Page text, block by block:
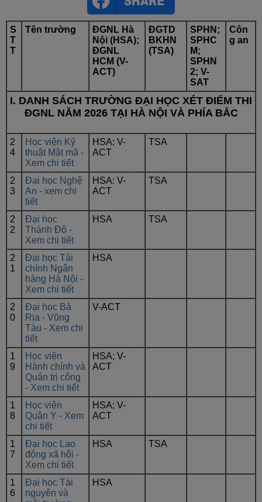
S
T
T
Tên trường
ĐGNL Hà
Nội (HSA);
ĐGNL
HCM (V-
ACT)
ĐGTD
BKHN
(TSA)
SPHN;
SPHC
M;
SPHN
2; V-
SAT
Côn
g an
I. DANH SÁCH TRƯỜNG ĐẠI HỌC XÉT ĐIỂM THI
ĐGNL NĂM 2026 TẠI HÀ NỘI VÀ PHÍA BẮC
2
4
Học viện Kỹ
thuật Mật mã -
Xem chi tiết
HSA; V-
ACT
TSA
2
3
Đại học Nghệ
An - xem chi
tiết
HSA: V-
ACT
TSA
2
2
Đại học
Thành Đô -
Xem chi tiết
HSA TSA
2
1
Đại học Tài
chính Ngân
hàng Hà Nội -
Xem chi tiết
HSA
2
0
Đại học Bà
Rịa - Vũng
Tàu - Xem chi
tiết
V-ACT
1
9
Học viện
Hành chính và
Quản trị công
- Xem chi tiết
HSA; V-
ACT
1
8
Học viện
Quân Y - Xem
chi tiết
HSA; V-
ACT
1
7
Đại học Lao
động xã hội -
Xem chi tiết
HSA TSA
1
6
Đại học Tài
nguyên và
HSA